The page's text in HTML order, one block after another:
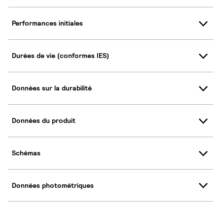
Performances initiales
Durées de vie (conformes IES)
Données sur la durabilité
Données du produit
Schémas
Données photométriques